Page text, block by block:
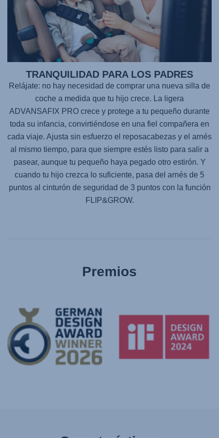
TRANQUILIDAD PARA LOS PADRES
Relájate: no hay necesidad de comprar una nueva silla de
coche a medida que tu hijo crece. La ligera
ADVANSAFIX PRO crece y protege a tu pequeño durante
toda su infancia, convirtiéndose en una fiel compañera en
cada viaje. Ajusta sin esfuerzo el reposacabezas y el arnés
al mismo tiempo, para que siempre estés listo para salir a
pasear, aunque tu pequeño haya pegado otro estirón. Y
cuando tu hijo crezca lo suficiente, pasa del arnés de 5
puntos al cinturón de seguridad de 3 puntos con la función
FLIP&GROW.
Premios